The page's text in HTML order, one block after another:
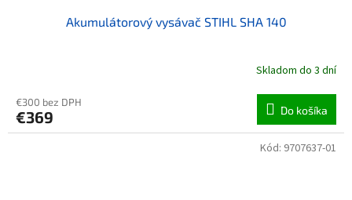
Akumulátorový vysávač STIHL SHA 140
Skladom do 3 dní
€300 bez DPH
€369 Do košíka
Kód: 9707637-01